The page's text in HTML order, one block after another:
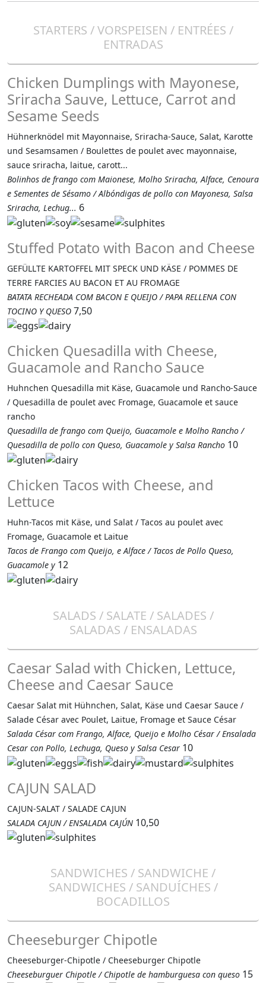
STARTERS / VORSPEISEN / ENTRÉES /
ENTRADAS
Chicken Dumplings with Mayonese,
Sriracha Sauve, Lettuce, Carrot and
Sesame Seeds
Hühnerknödel mit Mayonnaise, Sriracha-Sauce, Salat, Karotte
und Sesamsamen / Boulettes de poulet avec mayonnaise,
sauce sriracha, laitue, carott...
Bolinhos de frango com Maionese, Molho Sriracha, Alface, Cenoura
e Sementes de Sésamo / Albóndigas de pollo con Mayonesa, Salsa
Sriracha, Lechug... 6
Stuffed Potato with Bacon and Cheese
GEFÜLLTE KARTOFFEL MIT SPECK UND KÄSE / POMMES DE
TERRE FARCIES AU BACON ET AU FROMAGE
BATATA RECHEADA COM BACON E QUEIJO / PAPA RELLENA CON
TOCINO Y QUESO 7,50
Chicken Quesadilla with Cheese,
Guacamole and Rancho Sauce
Huhnchen Quesadilla mit Käse, Guacamole und Rancho-Sauce
/ Quesadilla de poulet avec Fromage, Guacamole et sauce
rancho
Quesadilla de frango com Queijo, Guacamole e Molho Rancho /
Quesadilla de pollo con Queso, Guacamole y Salsa Rancho 10
Chicken Tacos with Cheese, and
Lettuce
Huhn-Tacos mit Käse, und Salat / Tacos au poulet avec
Fromage, Guacamole et Laitue
Tacos de Frango com Queijo, e Alface / Tacos de Pollo Queso,
Guacamole y 12
SALADS / SALATE / SALADES /
SALADAS / ENSALADAS
Caesar Salad with Chicken, Lettuce,
Cheese and Caesar Sauce
Caesar Salat mit Hühnchen, Salat, Käse und Caesar Sauce /
Salade César avec Poulet, Laitue, Fromage et Sauce César
Salada César com Frango, Alface, Queijo e Molho César / Ensalada
Cesar con Pollo, Lechuga, Queso y Salsa Cesar 10
CAJUN SALAD
CAJUN-SALAT / SALADE CAJUN
SALADA CAJUN / ENSALADA CAJÚN 10,50
SANDWICHES / SANDWICHE /
SANDWICHES / SANDUÍCHES /
BOCADILLOS
Cheeseburger Chipotle
Cheeseburger-Chipotle / Cheeseburger Chipotle
Cheeseburguer Chipotle / Chipotle de hamburguesa con queso 15